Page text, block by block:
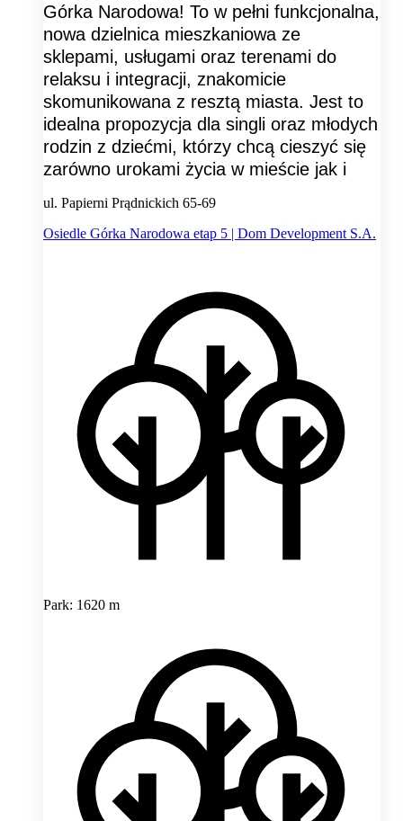
Górka Narodowa! To w pełni funkcjonalna,
nowa dzielnica mieszkaniowa ze
sklepami, usługami oraz terenami do
relaksu i integracji, znakomicie
skomunikowana z resztą miasta. Jest to
idealna propozycja dla singli oraz młodych
rodzin z dziećmi, którzy chcą cieszyć się
zarówno urokami życia w mieście jak i
ul. Papierni Prądnickich 65-69
Osiedle Górka Narodowa etap 5 | Dom Development S.A.
Park: 1620 m